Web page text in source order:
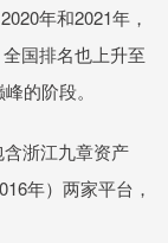
年和2021年，
国排名也上升至
的阶段。
浙江九章资产
年）两家平台，